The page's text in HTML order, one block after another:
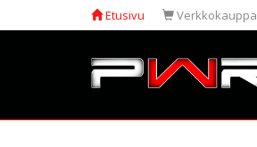
Etusivu Verkkokauppa